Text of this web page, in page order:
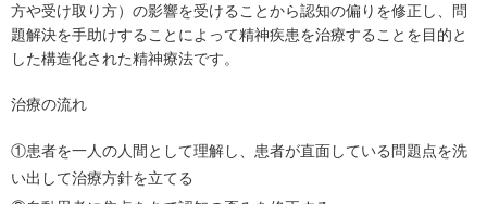
方や受け取り方）の影響を受けることから認知の偏りを修正し、問
題解決を手助けすることによって精神疾患を治療することを目的と
した構造化された精神療法です。
治療の流れ
①患者を一人の人間として理解し、患者が直面している問題点を洗
い出して治療方針を立てる